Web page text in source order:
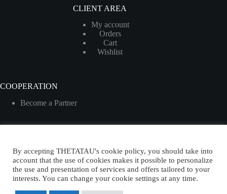
CLIENT AREA
My account
Orders
Cart
Wishlist
COOPERATION
Become a Partner
English
By accepting THETATAU's cookie policy, you should take into
account that the use of cookies makes it possible to personalize
the use and presentation of services and offers tailored to your
interests. You can change your cookie settings at any time.